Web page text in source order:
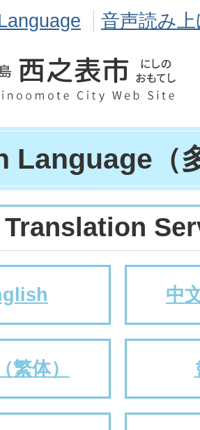
音声読み
Language（
中
繁体）